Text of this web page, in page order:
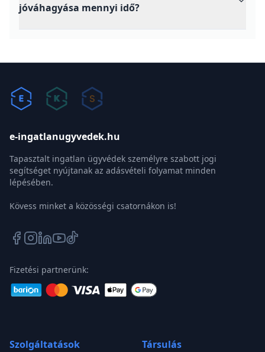
jóváhagyása mennyi idő?
e-ingatlanugyvedek.hu
Tapasztalt ingatlan ügyvédek személyre szabott jogi
segítséget nyújtanak az adásvételi folyamat minden
lépésében.
Kövess minket a közösségi csatornákon is!
Fizetési partnerünk:
Szolgáltatások
Társulás